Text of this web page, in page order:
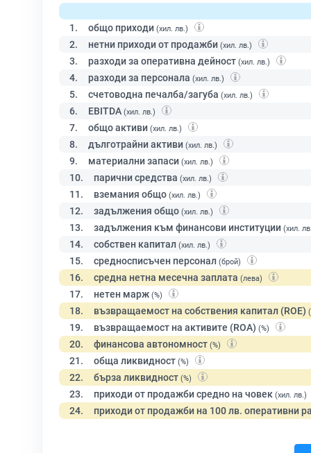
1. общо приходи (хил. лв.)
2. нетни приходи от продажби (хил. лв.)
3. разходи за оперативна дейност (хил. лв.)
4. разходи за персонала (хил. лв.)
5. счетоводна печалба/загуба (хил. лв.)
6. EBITDA (хил. лв.)
7. общо активи (хил. лв.)
8. дълготрайни активи (хил. лв.)
9. материални запаси (хил. лв.)
10. парични средства (хил. лв.)
11. вземания общо (хил. лв.)
12. задължения общо (хил. лв.)
13. задължения към финансови институции (хил.
14. собствен капитал (хил. лв.)
15. средносписъчен персонал (брой)
16. средна нетна месечна заплата (лева)
17. нетен марж (%)
18. възвращаемост на собствения капитал (ROE)
19. възвращаемост на активите (ROA) (%)
20. финансова автономност (%)
21. обща ликвидност (%)
22. бърза ликвидност (%)
23. приходи от продажби средно на човек (хил. лв.)
24. приходи от продажби на 100 лв. оперативни